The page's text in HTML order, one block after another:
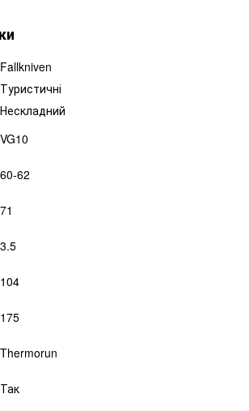
Fallkniven
Туристичні
Нескладний
VG10
60-62
71
3.5
104
175
Thermorun
Так